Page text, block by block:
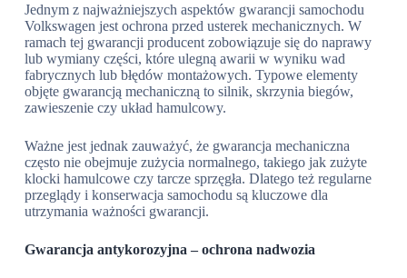
Jednym z najważniejszych aspektów gwarancji samochodu
Volkswagen jest ochrona przed usterek mechanicznych. W
ramach tej gwarancji producent zobowiązuje się do naprawy
lub wymiany części, które ulegną awarii w wyniku wad
fabrycznych lub błędów montażowych. Typowe elementy
objęte gwarancją mechaniczną to silnik, skrzynia biegów,
zawieszenie czy układ hamulcowy.
Ważne jest jednak zauważyć, że gwarancja mechaniczna
często nie obejmuje zużycia normalnego, takiego jak zużyte
klocki hamulcowe czy tarcze sprzęgła. Dlatego też regularne
przeglądy i konserwacja samochodu są kluczowe dla
utrzymania ważności gwarancji.
Gwarancja antykorozyjna – ochrona nadwozia